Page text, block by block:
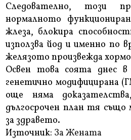
Следователно, този
нормалното
жлеза, блокира
използва йод и именно по
желязото произвежда
Освен това соята днес в
генетично модифицирана
още няма
дългосрочен план тя също
за здравето.
Източник: За Жената